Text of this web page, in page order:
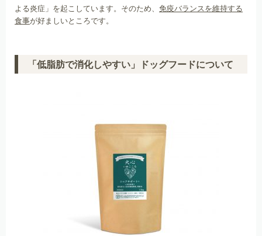
よる炎症」を起こしています。そのため、 免疫バランスを維持する
食事が好ましいところです。
「低脂肪で消化しやすい」ドッグフードについて